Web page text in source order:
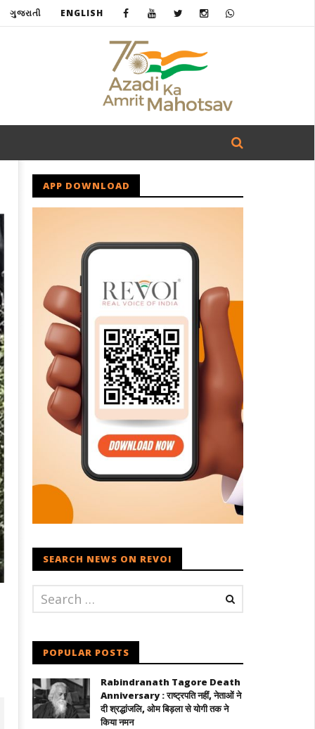
ગુજરાતી ENGLISH
APP DOWNLOAD
SEARCH NEWS ON REVOI
POPULAR POSTS
Rabindranath Tagore Death
Anniversary : राष्ट्रपति नहीं, नेताओं ने
दी श्रद्धांजलि, ओम बिड़ला से योगी तक ने
किया नमन